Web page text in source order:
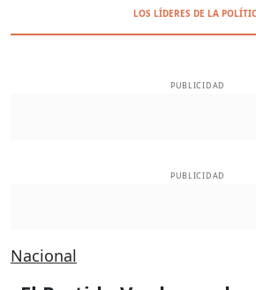
LOS LÍDERES DE LA
PUBLICIDAD
PUBLICIDAD
Nacional